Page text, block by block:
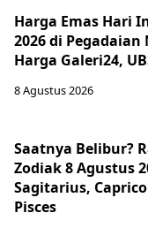
Harga Emas Hari
2026 di Pegadaian
Harga Galeri24,
8 Agustus 2026
Saatnya Belibur?
Zodiak 8 Agustus
Sagitarius,
Pisces